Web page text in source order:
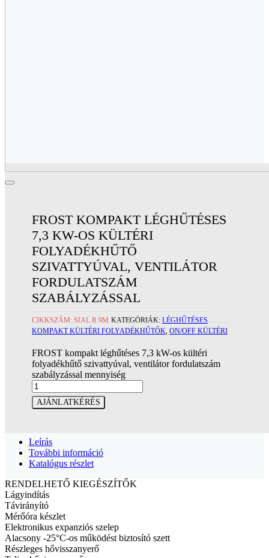
FROST KOMPAKT LÉGHŰTÉSES
7,3 KW-OS KÜLTÉRI
FOLYADÉKHŰTŐ
SZIVATTYÚVAL, VENTILÁTOR
FORDULATSZÁM
SZABÁLYZÁSSAL
CIKKSZÁM:SIAL R 9M KATEGÓRIÁK:LÉGHŰTÉSES
KOMPAKT KÜLTÉRI FOLYADÉKHŰTŐK, ON/OFF KÜLTÉRI
FROST kompakt léghűtéses 7,3 kW-os kültéri
folyadékhűtő szivattyúval, ventilátor fordulatszám
szabályzással mennyiség
AJÁNLATKÉRÉS
Leírás
További információ
Katalógus részlet
RENDELHETŐ KIEGÉSZÍTŐK
Lágyindítás
Távirányító
Mérőóra készlet
Elektronikus expanziós szelep
Alacsony -25°C-os működést biztosító szett
Részleges hővisszanyerő